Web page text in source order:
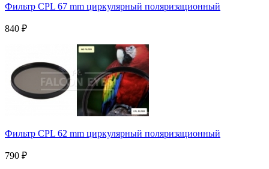
Фильтр CPL 67 mm циркулярный поляризационный
840 ₽
Фильтр CPL 62 mm циркулярный поляризационный
790 ₽